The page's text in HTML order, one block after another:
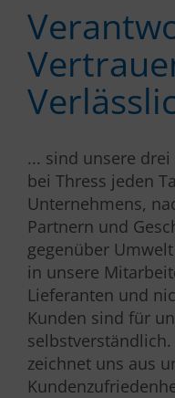
... sind unsere
bei Thress jeden
Unternehmens,
Partnern und
gegenüber
in unsere
Lieferanten und
Kunden sind für
zeichnet uns aus